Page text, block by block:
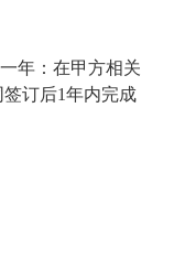
年：在甲方相关
签订后1年内完成